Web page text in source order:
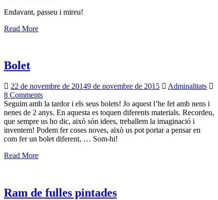
Endavant, passeu i mireu!
Read More
Bolet
22 de novembre de 20149 de novembre de 2015
Adminalitats
8 Comments
Seguim amb la tardor i els seus bolets! Jo aquest l’he fet amb nens i
nenes de 2 anys. En aquesta es toquen diferents materials. Recordeu,
que sempre us ho dic, això són idees, treballem la imaginació i
inventem! Podem fer coses noves, això us pot portar a pensar en
com fer un bolet diferent, … Som-hi!
Read More
Ram de fulles pintades